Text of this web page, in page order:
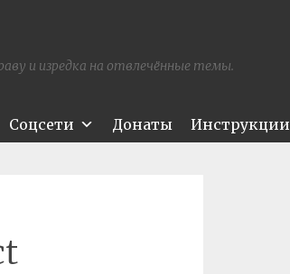
и изредка на отвлечённые темы.
Соцсети Донаты Инструкции